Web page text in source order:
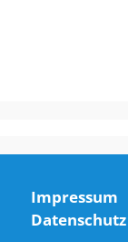
Impressum
Datenschutz